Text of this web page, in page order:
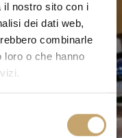
il nostro sito con i
dei dati web,
combinarle
loro o che hanno